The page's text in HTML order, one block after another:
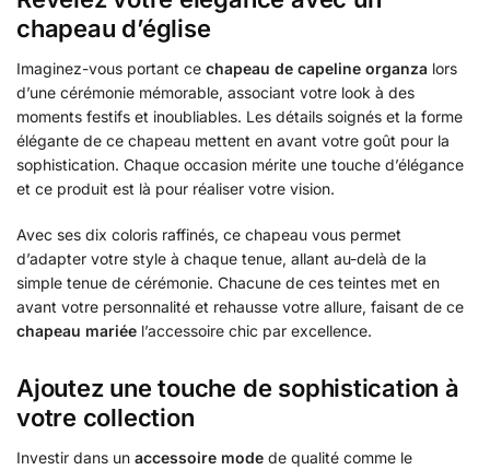
chapeau d’église
Imaginez-vous portant ce chapeau de capeline organza lors
d’une cérémonie mémorable, associant votre look à des
moments festifs et inoubliables. Les détails soignés et la forme
élégante de ce chapeau mettent en avant votre goût pour la
sophistication. Chaque occasion mérite une touche d’élégance
et ce produit est là pour réaliser votre vision.
Avec ses dix coloris raffinés, ce chapeau vous permet
d’adapter votre style à chaque tenue, allant au-delà de la
simple tenue de cérémonie. Chacune de ces teintes met en
avant votre personnalité et rehausse votre allure, faisant de ce
chapeau mariée l’accessoire chic par excellence.
Ajoutez une touche de sophistication à
votre collection
Investir dans un accessoire mode de qualité comme le